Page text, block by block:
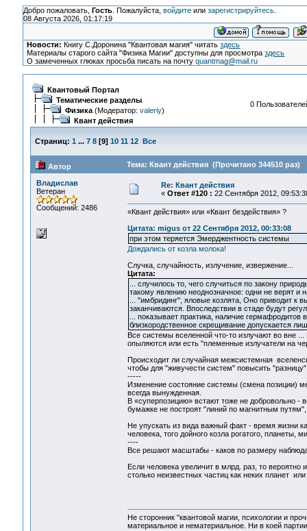
Добро пожаловать, Гость. Пожалуйста, войдитеили зарегистрируйтесь.
08 Августа 2026, 01:17:19
Новости: Книгу С.Доронина "Квантовая магия" читатьздесь
Материалы старого сайта "Физика Магии" доступны для просмотраздесь
О замеченных глюках просьба писать на почтуquantmag@mail.ru
Квантовый Портал
Тематические разделы
Физика(Модератор: valeriy)
Квант действия
0
Страниц: 1 ... 7 8[9] 10 11 12 Все
Автор Тема: Квант действия (Прочитано 344510 раз)
Владислав
Ветеран
Сообщений: 2486
Re: Квант действия
« Ответ #120 : 22 Сентября 2012,
«Квант действия» или «Квант бездействия» ?
Цитата: migus от 22 Сентября 2012, 00:33:08
при этом теряется Эмерджентность системы
Дождались от козла молока!
Случка, случайность, излучение, извержение...
Цитата:
... случилось то, чего случиться по закону
такому явлению неоднозначное: одни не верят и
... "имбридинг", яловые козлята, Оно приводит
заканчиваются. Впоследствии в стаде будут
... показывает практика, наличие
близкородственное скрещивание допускается
Все системы вселенной что-то излучают во вне
опыляются или есть "племенные излучатели на
Происходит ли случайная межсистемная
чтобы для "живучести систем" повысить
-----
Изменение состояние системы (смена позиции)
всегда вынужденная.
В «суперпозицию» встают тоже не добровольно -
бумажке не построят "линий по магнитным
Не упускать из вида важный факт - время жизни
человека, того дойного козла рогатого, планеты,
----
Все решают масштабы - каков по размеру
Если человека увеличит в млрд. раз, то
столько неизвестных частиц как неких планет
Не сторонник "квантовой магии, психологии и
материальное и нематериальное. Ни в коей